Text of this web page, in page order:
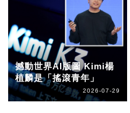
撼動世界AI版圖 Kimi楊
植麟是「搖滾青年」
2026-07-29